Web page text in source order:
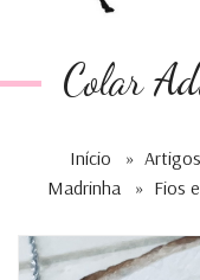
Colar
Início »
Madrinha
» Fios